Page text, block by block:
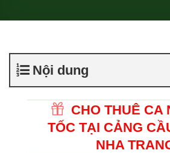
Nội dung
CHO THUÊ CA
TỐC TẠI CẢNG
NHA